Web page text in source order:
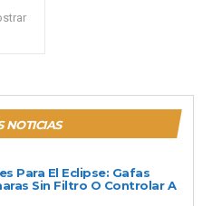
NOTICIAS
Para El Eclipse: Gafas
Sin Filtro O Controlar A